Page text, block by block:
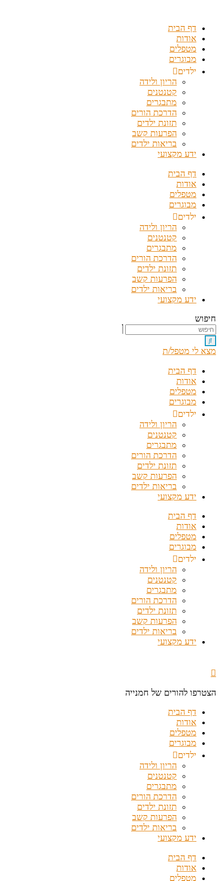
דף הבית
אודות
מטפלים
מבוגרים
ילדים
הריון ולידה
קטנטנים
מתבגרים
הדרכת הורים
תזונת ילדים
הפרעות קשב
בריאות ילדים
ידע מקצועי
דף הבית
אודות
מטפלים
מבוגרים
ילדים
הריון ולידה
קטנטנים
מתבגרים
הדרכת הורים
תזונת ילדים
הפרעות קשב
בריאות ילדים
ידע מקצועי
חיפוש
מצא לי מטפל/ת
דף הבית
אודות
מטפלים
מבוגרים
ילדים
הריון ולידה
קטנטנים
מתבגרים
הדרכת הורים
תזונת ילדים
הפרעות קשב
בריאות ילדים
ידע מקצועי
דף הבית
אודות
מטפלים
מבוגרים
ילדים
הריון ולידה
קטנטנים
מתבגרים
הדרכת הורים
תזונת ילדים
הפרעות קשב
בריאות ילדים
ידע מקצועי
הצטרפו להורים של חמנייה
דף הבית
אודות
מטפלים
מבוגרים
ילדים
הריון ולידה
קטנטנים
מתבגרים
הדרכת הורים
תזונת ילדים
הפרעות קשב
בריאות ילדים
ידע מקצועי
דף הבית
אודות
מטפלים